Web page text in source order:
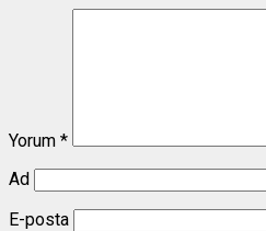
Yorum *
Ad
E-posta